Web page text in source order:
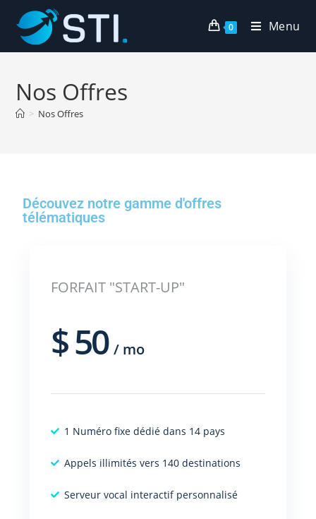
0 Menu
Nos Offres
> Nos Offres
Découvez notre gamme d'offres
télématiques
FORFAIT "START-UP"
$50/ mo
1 Numéro fixe dédié dans 14 pays
Appels illimités vers 140 destinations
Serveur vocal interactif personnalisé